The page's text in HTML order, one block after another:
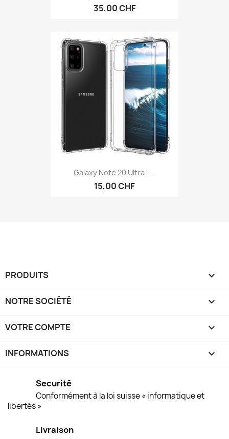
35,00 CHF
Galaxy Note 20 Ultra -...
15,00 CHF
PRODUITS 
NOTRE SOCIÉTÉ 
VOTRE COMPTE 
INFORMATIONS keyboard_arrow_down
Securité
Conformément à la loi suisse « informatique et
libertés »
Livraison